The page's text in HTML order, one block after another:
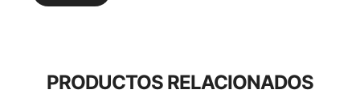
PRODUCTOS RELACIONADOS